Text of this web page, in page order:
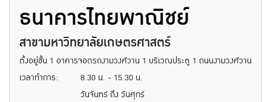
ธนาคารไทยพาณิชย์
สาขามหาวิทยาลัยเกษตรศาสตร์
ตั้งอยู่ชั้น 1 อาคารจอดรถงามวงศ์วาน 1 บริเวณประตู 1 ถนนงามวงศ์วาน
เวลาทำการ:
8.30 น. - 15.30 น.
วันจันทร์ ถึง วันศุกร์